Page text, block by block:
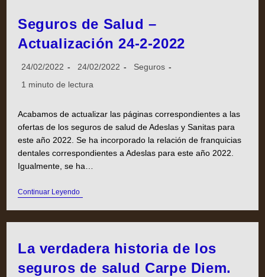
Seguros de Salud –
Actualización 24-2-2022
24/02/2022 24/02/2022
Seguros
1 minuto de lectura
Acabamos de actualizar las páginas correspondientes a las
ofertas de los seguros de salud de Adeslas y Sanitas para
este año 2022. Se ha incorporado la relación de franquicias
dentales correspondientes a Adeslas para este año 2022.
Igualmente, se ha…
Continuar Leyendo
La verdadera historia de los
seguros de salud Carpe Diem.